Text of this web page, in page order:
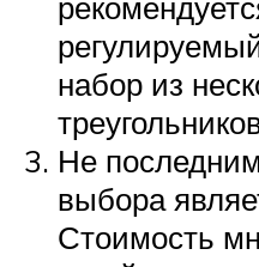
набор из
Не
выбора
Стоимость